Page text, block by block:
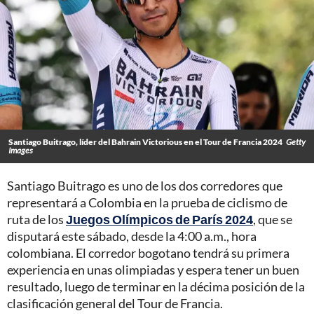
Santiago Buitrago, líder del Bahrain Victorious en el Tour de Francia 2024 Getty
Images
Santiago Buitrago es uno de los dos corredores que
representará a Colombia en la prueba de ciclismo de
ruta de losJuegos Olímpicos de París 2024, que se
disputará este sábado, desde la 4:00 a.m., hora
colombiana. El corredor bogotano tendrá su primera
experiencia en unas olimpiadas y espera tener un buen
resultado, luego de terminar en la décima posición de la
clasificación general del Tour de Francia.